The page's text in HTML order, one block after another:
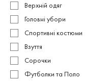
Верхній одяг
Головні убори
Спортивні костюми
Взуття
Сорочки
Футболки та Поло